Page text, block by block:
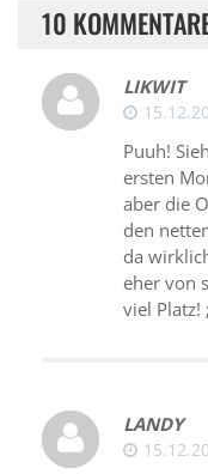
10
LIKWIT
Puuh!
ersten
aber die
den
da
eher von
viel Platz!
LANDY